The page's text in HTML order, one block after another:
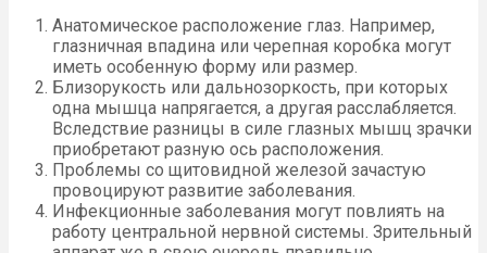
Анатомическое расположение глаз. Например,
глазничная впадина или черепная коробка могут
иметь особенную форму или размер.
Близорукость или дальнозоркость, при которых
одна мышца напрягается, а другая расслабляется.
Вследствие разницы в силе глазных мышц зрачки
приобретают разную ось расположения.
Проблемы со щитовидной железой зачастую
провоцируют развитие заболевания.
Инфекционные заболевания могут повлиять на
работу центральной нервной системы. Зрительный